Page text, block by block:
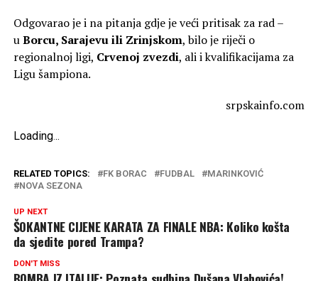
Odgovarao je i na pitanja gdje je veći pritisak za rad –
uBorcu, Sarajevu ili Zrinjskom, bilo je riječi o
regionalnoj ligi, Crvenoj zvezdi, ali i kvalifikacijama za
Ligu šampiona.
srpskainfo.com
Loading...
RELATED TOPICS: FK BORAC FUDBAL
MARINKOVIĆ
NOVA SEZONA
UP NEXT
ŠOKANTNE CIJENE KARATA ZA FINALE NBA: Koliko košta
da sjedite pored Trampa?
DON'T MISS